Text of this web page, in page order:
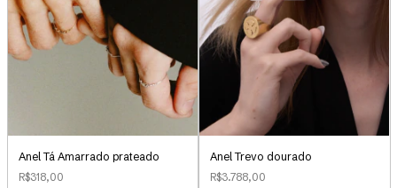
Anel Tá Amarrado prateado
R$318,00
Anel Trevo dourado
R$3.788,00